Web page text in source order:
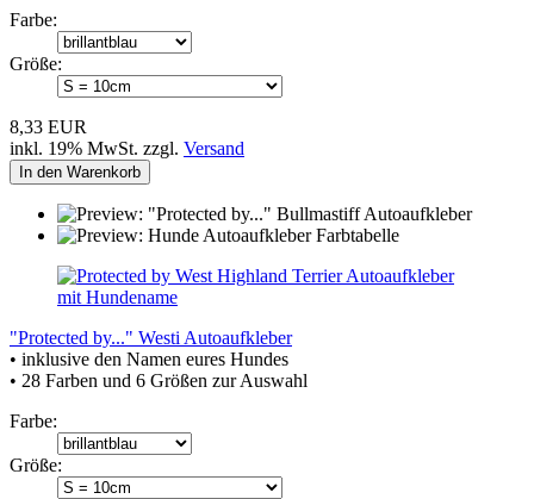
Farbe:
Größe:
8,33 EUR
inkl. 19% MwSt. zzgl. Versand
In den Warenkorb
"Protected by..." Westi Autoaufkleber
• inklusive den Namen eures Hundes
• 28 Farben und 6 Größen zur Auswahl
Farbe:
Größe: